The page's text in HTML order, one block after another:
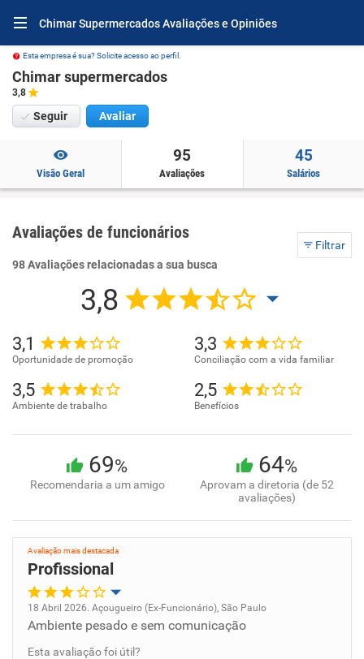
Chimar Supermercados Avaliações e Opiniões
Esta empresa é sua? Solicite acesso ao perfil.
Chimar supermercados
3,8
Seguir Avaliar
Visão Geral
95
Avaliações
45
Salários
Avaliações de funcionários
Filtrar
98 Avaliações relacionadas a sua busca
3,8
3,1
Oportunidade de promoção
3,3
Conciliação com a vida familiar
3,5
Ambiente de trabalho
2,5
Benefícios
69%
Recomendaria a um amigo
64%
Aprovam a diretoria (de 52
avaliações)
Avaliação mais destacada
Profissional
Oportunidade de promoção
18 Abril 2026. Açougueiro (Ex-Funcionário), São Paulo
Ambiente pesado e sem comunicação
Esta avaliação foi útil?